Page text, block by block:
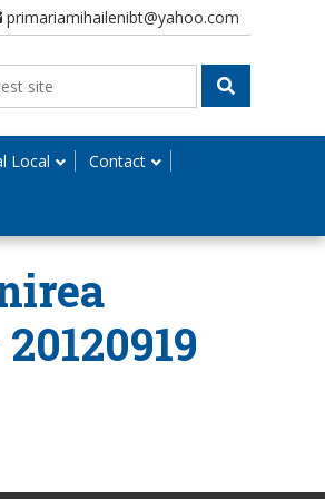
primariamihailenibt@yahoo.com
Local Contact